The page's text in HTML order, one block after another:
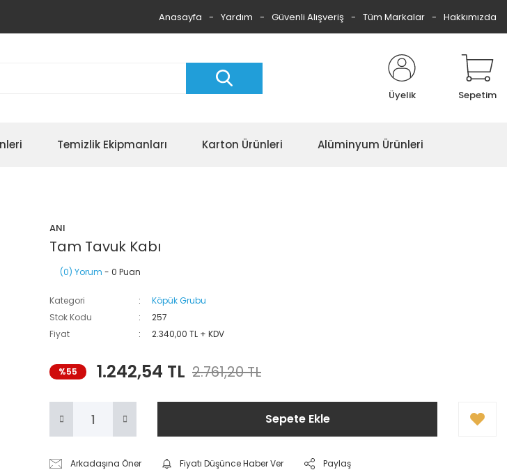
Anasayfa Yardım Güvenli Alışveriş Tüm Markalar Hakkımızda
Üyelik Sepetim
Temizlik Ekipmanları Karton Ürünleri Alüminyum Ürünleri
ANI
Tam Tavuk Kabı
(0) Yorum - 0 Puan
Kategori
Köpük Grubu
Stok Kodu
257
Fiyat
2.340,00 TL + KDV
%55 1.242,54 TL 2.761,20 TL
Sepete Ekle
Arkadaşına Öner Fiyatı Düşünce Haber Ver Paylaş